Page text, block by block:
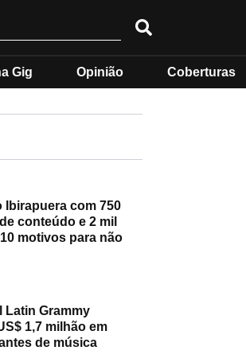
Gig Opinião Coberturas
Ibirapuera com 750
conteúdo e 2 mil
motivos para não
Latin Grammy
1,7 milhão em
de música